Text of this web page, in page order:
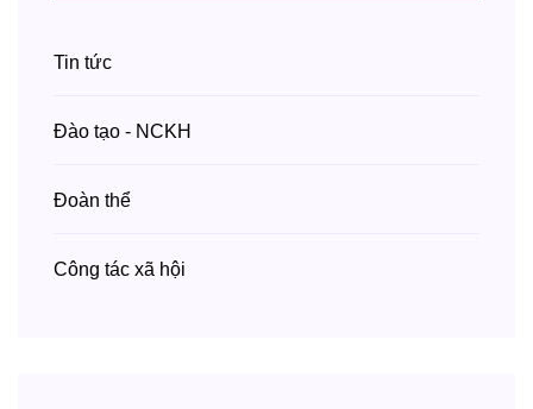
Tin tức
Đào tạo - NCKH
Đoàn thể
Công tác xã hội